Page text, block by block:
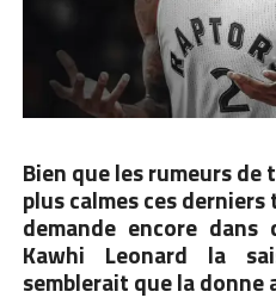
Bien que les rumeurs
plus calmes ces
demande encore dans
Kawhi Leonard la
semblerait que la donne